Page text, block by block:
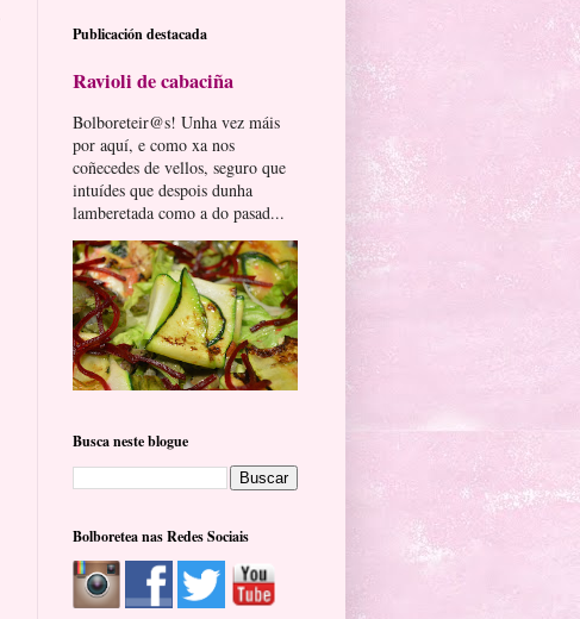
Publicación destacada
Ravioli de cabaciña
Bolboreteir@s! Unha vez máis
por aquí, e como xa nos
coñecedes de vellos, seguro que
intuídes que despois dunha
lamberetada como a do pasad...
Busca neste blogue
Bolboretea nas Redes Sociais